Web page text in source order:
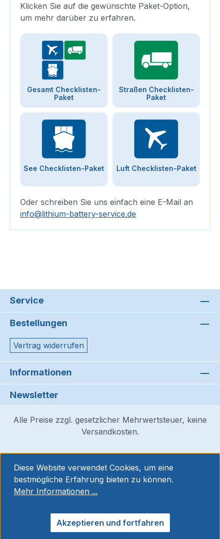
Klicken Sie auf die gewünschte Paket-Option,
um mehr darüber zu erfahren.
Gesamt Checklisten-
Paket
Straßen Checklisten-
Paket
See Checklisten-Paket Luft Checklisten-Paket
Oder schreiben Sie uns einfach eine E-Mail an
info@lithium-battery-service.de
Service
Bestellungen
Vertrag widerrufen
Informationen
Newsletter
Alle Preise zzgl. gesetzlicher Mehrwertsteuer, keine
Versandkosten.
Diese Website verwendet Cookies, um eine
bestmögliche Erfahrung bieten zu können.
Mehr Informationen ...
Akzeptieren und fortfahren